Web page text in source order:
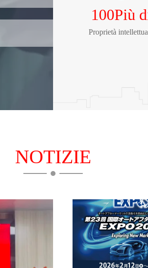
100Più
Proprietà
NOTIZIE